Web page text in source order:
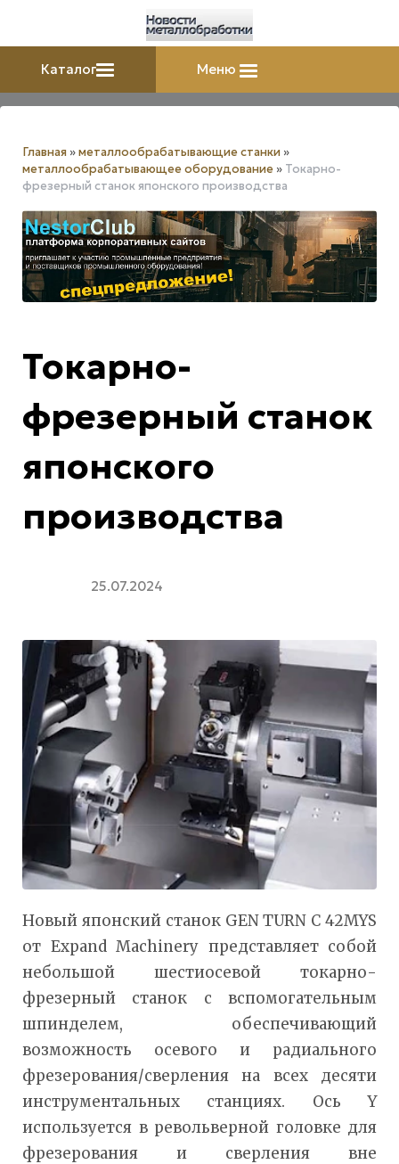
Каталог Меню
Главная »металлообрабатывающие станки »
металлообрабатывающее оборудование » Токарно-
фрезерный станок японского производства
Токарно-
фрезерный станок
японского
производства
25.07.2024
Новый японский станок GEN TURN C 42MYS
от Expand Machinery представляет собой
небольшой шестиосевой токарно-
фрезерный станок с вспомогательным
шпинделем, обеспечивающий
возможность осевого и радиального
фрезерования/сверления на всех десяти
инструментальных станциях. Ось Y
используется в револьверной головке для
фрезерования и сверления вне